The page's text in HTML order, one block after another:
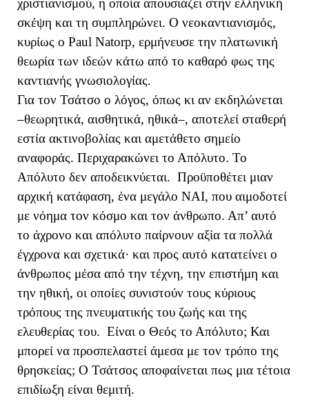
σκέψη και τη συμπληρώνει. Ο νεοκαντιανισμός,
κυρίως ο Paul Natorp, ερμήνευσε την πλατωνική
θεωρία των ιδεών κάτω από το καθαρό φως της
καντιανής γνωσιολογίας.
Για τον Τσάτσο ο λόγος, όπως κι αν εκδηλώνεται
–θεωρητικά, αισθητικά, ηθικά–, αποτελεί σταθερή
εστία ακτινοβολίας και αμετάθετο σημείο
αναφοράς. Περιχαρακώνει το Απόλυτο. Το
Απόλυτο δεν αποδεικνύεται. Προϋποθέτει μιαν
αρχική κατάφαση, ένα μεγάλο ΝΑΙ, που αιμοδοτεί
με νόημα τον κόσμο και τον άνθρωπο. Απ’ αυτό
το άχρονο και απόλυτο παίρνουν αξία τα πολλά
έγχρονα και σχετικά· και προς αυτό κατατείνει ο
άνθρωπος μέσα από την τέχνη, την επιστήμη και
την ηθική, οι οποίες συνιστούν τους κύριους
τρόπους της πνευματικής του ζωής και της
ελευθερίας του. Είναι ο Θεός το Απόλυτο; Και
μπορεί να προσπελαστεί άμεσα με τον τρόπο της
θρησκείας; Ο Τσάτσος αποφαίνεται πως μια τέτοια
επιδίωξη είναι θεμιτή.